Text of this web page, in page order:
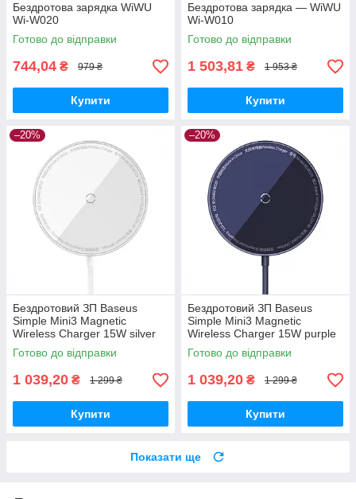
Бездротова зарядка WiWU
Wi-W020
Готово до відправки
744,04 ₴ 979 ₴
Купити
Бездротова зарядка — WiWU
Wi-W010
Готово до відправки
1 503,81 ₴ 1 953 ₴
Купити
–20%
Бездротовий ЗП Baseus
Simple Mini3 Magnetic
Wireless Charger 15W silver
Готово до відправки
1 039,20 ₴ 1 299 ₴
Купити
–20%
Бездротовий ЗП Baseus
Simple Mini3 Magnetic
Wireless Charger 15W purple
Готово до відправки
1 039,20 ₴ 1 299 ₴
Купити
Показати ще